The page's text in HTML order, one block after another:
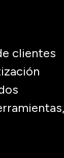
clientes